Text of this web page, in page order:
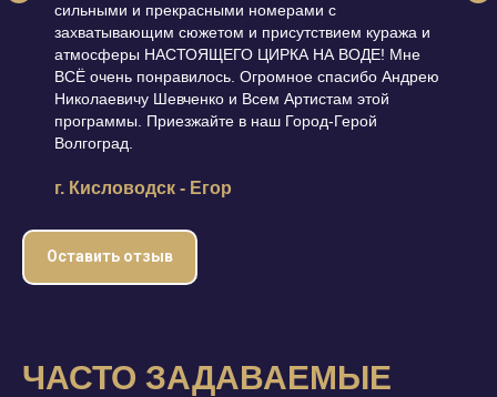
сильными и прекрасными номерами с
захватывающим сюжетом и присутствием куража и
атмосферы НАСТОЯЩЕГО ЦИРКА НА ВОДЕ! Мне
ВСЁ очень понравилось. Огромное спасибо Андрею
Николаевичу Шевченко и Всем Артистам этой
программы. Приезжайте в наш Город-Герой
Волгоград.
г. Кисловодск - Егор
Оставить отзыв
ЧАСТО ЗАДАВАЕМЫЕ